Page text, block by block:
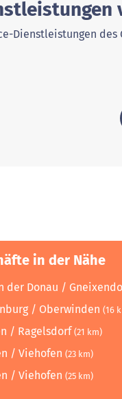
Dienstleistungen des
in der Nähe
der Donau /
/ Oberwinden (16
/ Ragelsdorf(21 km)
/ Viehofen (23 km)
/ Viehofen (25 km)